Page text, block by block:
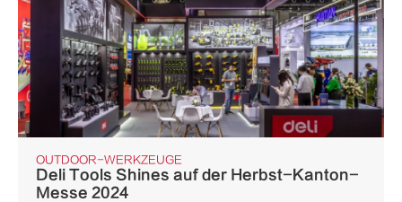
OUTDOOR-WERKZEUGE
Deli Tools Shines auf der Herbst-Kanton-
Messe 2024